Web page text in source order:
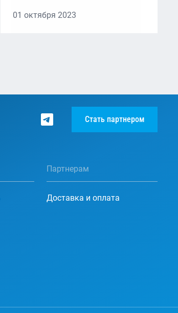
01 октября 2023
Стать партнером
Партнерам
Доставка и оплата